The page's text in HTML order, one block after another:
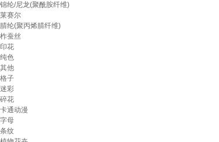
锦纶/尼龙(聚酰胺纤维)
莱赛尔
腈纶(聚丙烯腈纤维)
柞蚕丝
印花
纯色
其他
格子
迷彩
碎花
卡通动漫
字母
条纹